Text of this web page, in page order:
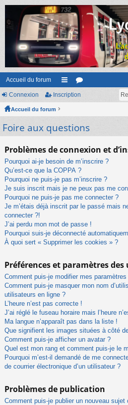
Accueil du forum
ac
ur
s
or
m
Connexion Inscription
Accueil du forum
Foire aux questions
Problèmes de connexion et
Pourquoi ai-je besoin de m’inscrire ?
Qu’est-ce que la COPPA ?
Pourquoi ne puis-je pas m’inscrire ?
Je suis inscrit mais je ne peux pas me
Pourquoi ne puis-je pas me connecter ?
Je m’étais déjà inscrit par le passé mais
connecter ?!
J’ai perdu mon mot de passe !
Pourquoi suis-je déconnecté
À quoi sert « Supprimer les cookies » ?
Préférences et paramètres
Comment puis-je modifier mes paramètres
Comment puis-je masquer mon nom
utilisateurs en ligne ?
L’heure n’est pas correcte !
J’ai réglé le fuseau horaire mais l’heure
Ma langue n’apparaît pas dans la liste !
Que signifient les images situées à côté
Comment puis-je afficher un avatar ?
Quel est mon rang et comment puis-je le
Pourquoi m’est-il demandé de me
de courrier électronique d’un utilisateur ?
Problèmes de publication
Comment puis-je publier un nouveau sujet